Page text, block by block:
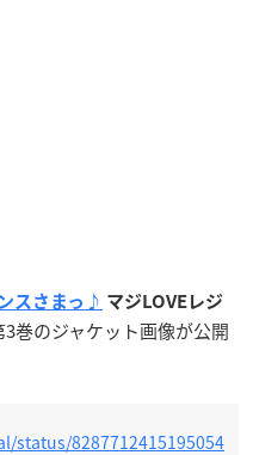
スさまっ♪ マジLOVEレジ
巻のジャケット画像が公開
8287712415195054